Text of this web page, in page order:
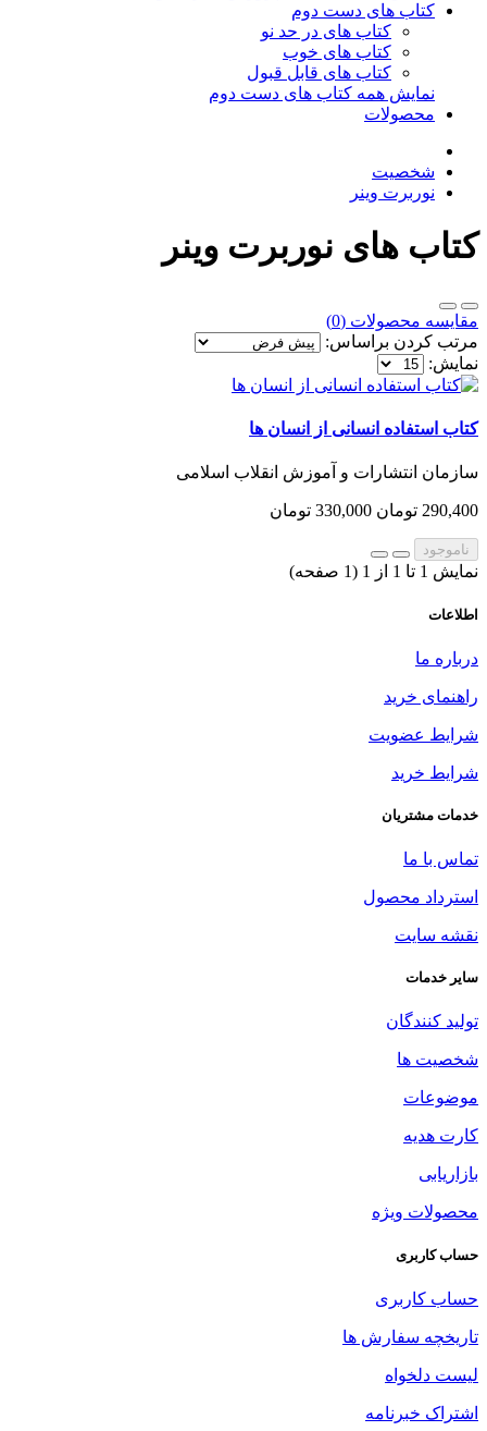
کتاب های دست دوم
کتاب های در حد نو
کتاب های خوب
کتاب های قابل قبول
نمایش همه کتاب های دست دوم
محصولات
شخصیت
نوربرت وینر
کتاب های نوربرت وینر
مقایسه محصولات (0)
مرتب کردن براساس:
نمایش:
کتاب استفاده انسانی از انسان ها
سازمان انتشارات و آموزش انقلاب اسلامی
290,400 تومان 330,000 تومان
ناموجود
نمایش 1 تا 1 از 1 (1 صفحه)
اطلاعات
درباره ما
راهنمای خرید
شرایط عضویت
شرایط خرید
خدمات مشتریان
تماس با ما
استرداد محصول
نقشه سایت
سایر خدمات
تولید کنندگان
شخصیت ها
موضوعات
کارت هدیه
بازاریابی
محصولات ویژه
حساب کاربری
حساب کاربری
تاریخچه سفارش ها
لیست دلخواه
اشتراک خبرنامه